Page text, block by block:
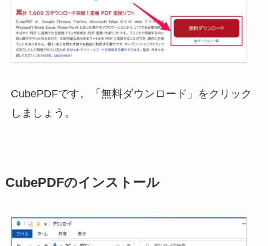
CubePDFです。「無料ダウンロード」をクリック
しましょう。
CubePDFのインストール